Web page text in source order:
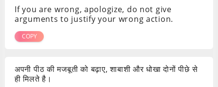
If you are wrong, apologize, do not give
arguments to justify your wrong action.
COPY
अपनी पीठ की मजबूती को बढ़ाए, शाबाशी और धोखा दोनों पीछे से
ही मिलते है।